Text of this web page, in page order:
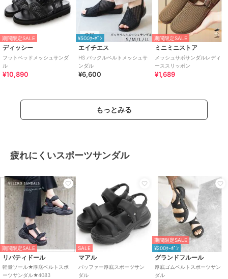
期間限定SALE
ディッシー
フットベッドメッシュサンダ
ル
¥10,890
¥500ｸｰﾎﾟﾝ
エイチエス
HS バックルベルトメッシュサ
ンダル
¥6,600
期間限定SALE
ミニミニストア
メッシュサボサンダルレディ
ーススリッポン
¥1,689
もっとみる
疲れにくいスポーツサンダル
期間限定SALE
リバティドール
軽量ソール★厚底ベルトスポ
ーツサンダル★4083
SALE
マアル
パッファー厚底スポーツサン
ダル
期間限定SALE
¥200ｸｰﾎﾟﾝ
グランドフルール
厚底ゴムベルトスポーツサン
ダル